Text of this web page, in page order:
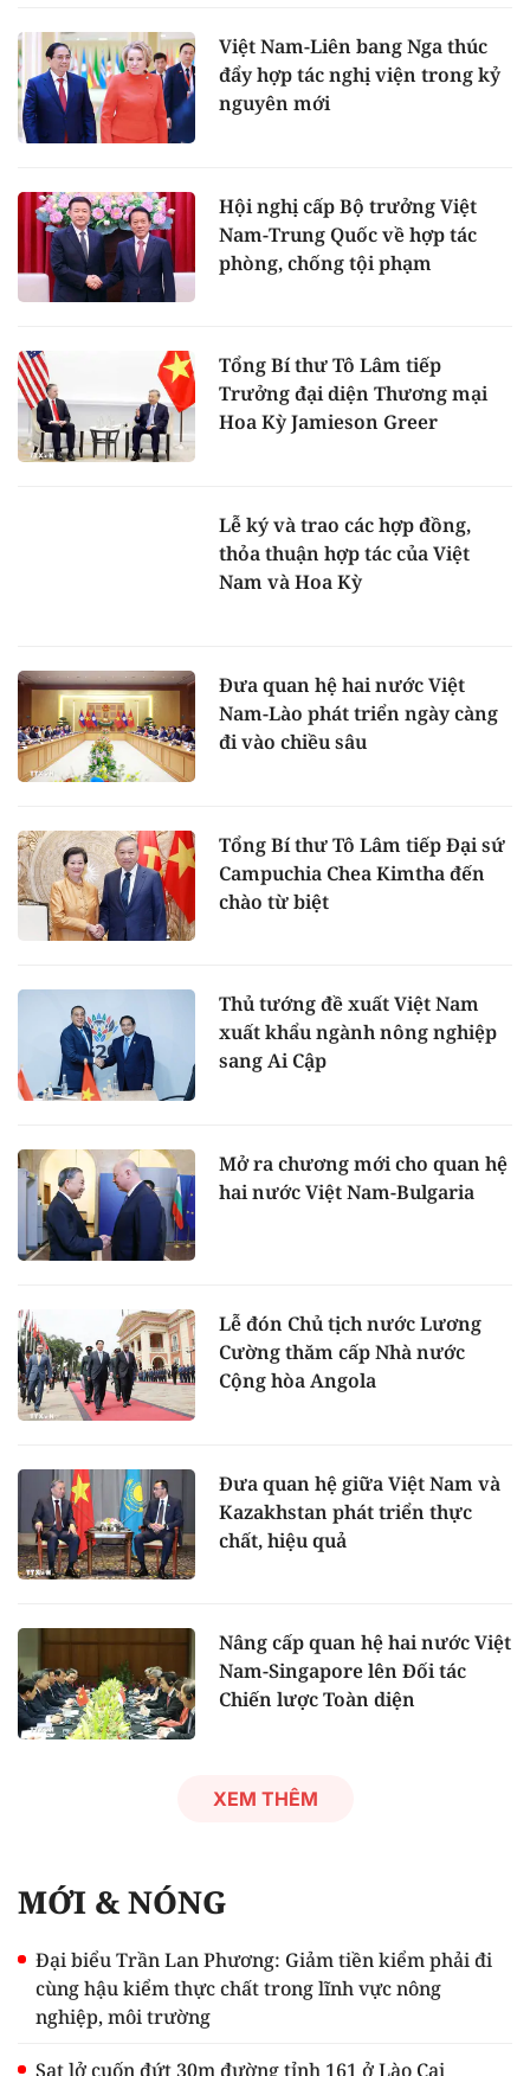
Việt Nam-Liên bang Nga thúc
đẩy hợp tác nghị viện trong kỷ
nguyên mới
Hội nghị cấp Bộ trưởng Việt
Nam-Trung Quốc về hợp tác
phòng, chống tội phạm
Tổng Bí thư Tô Lâm tiếp
Trưởng đại diện Thương mại
Hoa Kỳ Jamieson Greer
Lễ ký và trao các hợp đồng,
thỏa thuận hợp tác của Việt
Nam và Hoa Kỳ
Đưa quan hệ hai nước Việt
Nam-Lào phát triển ngày càng
đi vào chiều sâu
Tổng Bí thư Tô Lâm tiếp Đại sứ
Campuchia Chea Kimtha đến
chào từ biệt
Thủ tướng đề xuất Việt Nam
xuất khẩu ngành nông nghiệp
sang Ai Cập
Mở ra chương mới cho quan hệ
hai nước Việt Nam-Bulgaria
Lễ đón Chủ tịch nước Lương
Cường thăm cấp Nhà nước
Cộng hòa Angola
Đưa quan hệ giữa Việt Nam và
Kazakhstan phát triển thực
chất, hiệu quả
Nâng cấp quan hệ hai nước Việt
Nam-Singapore lên Đối tác
Chiến lược Toàn diện
XEM THÊM
MỚI & NÓNG
Đại biểu Trần Lan Phương: Giảm tiền kiểm phải đi
cùng hậu kiểm thực chất trong lĩnh vực nông
nghiệp, môi trường
Sạt lở cuốn đứt 30m đường tỉnh 161 ở Lào Cai